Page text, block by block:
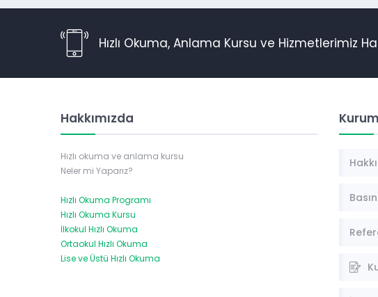
Hızlı Okuma, Anlama Kursu ve Hizmetlerimiz
Hakkımızda
Hızlı okuma ve anlama kursu
Neler mi Yaparız?
Hızlı Okuma Programı
Hızlı Okuma Kursu
İlkokul Hızlı Okuma
Ortaokul Hızlı Okuma
Lise ve Üstü Hızlı Okuma